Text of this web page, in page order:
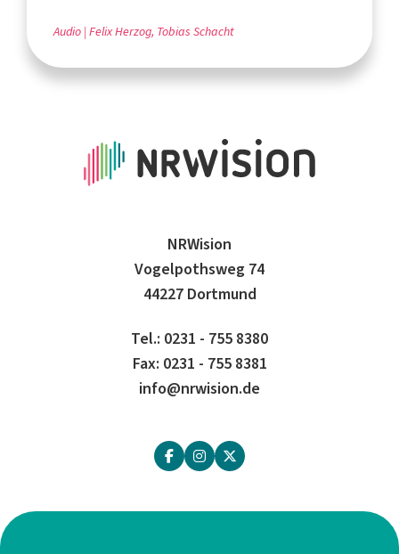
Audio Felix Herzog, Tobias Schacht
NRWision
Vogelpothsweg 74
44227 Dortmund
Tel.: 0231 - 755 8380
Fax: 0231 - 755 8381
info@nrwision.de